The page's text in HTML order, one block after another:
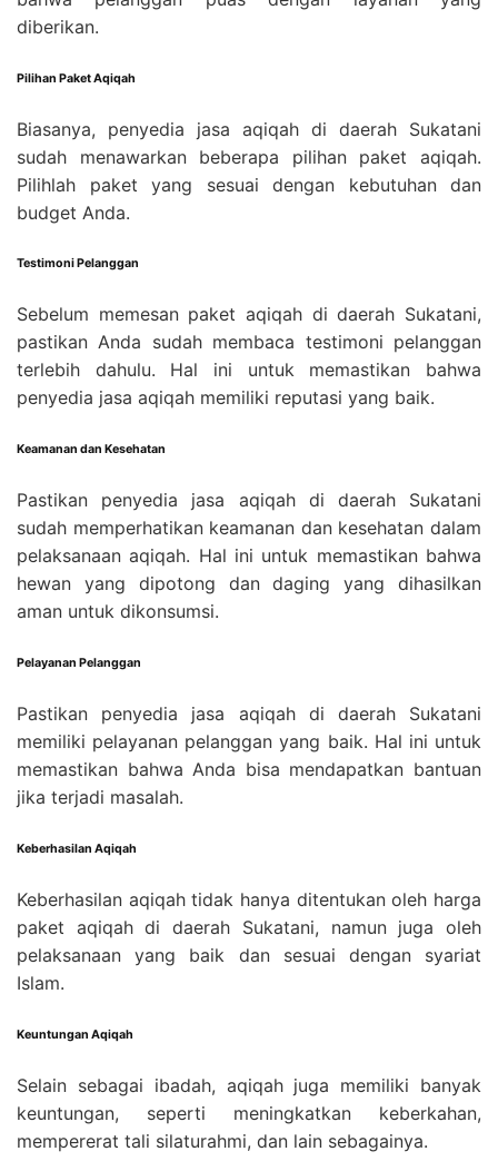
diberikan.
Pilihan Paket Aqiqah
Biasanya, penyedia jasa aqiqah di daerah Sukatani
sudah menawarkan beberapa pilihan paket aqiqah.
Pilihlah paket yang sesuai dengan kebutuhan dan
budget Anda.
Testimoni Pelanggan
Sebelum memesan paket aqiqah di daerah Sukatani,
pastikan Anda sudah membaca testimoni pelanggan
terlebih dahulu. Hal ini untuk memastikan bahwa
penyedia jasa aqiqah memiliki reputasi yang baik.
Keamanan dan Kesehatan
Pastikan penyedia jasa aqiqah di daerah Sukatani
sudah memperhatikan keamanan dan kesehatan dalam
pelaksanaan aqiqah. Hal ini untuk memastikan bahwa
hewan yang dipotong dan daging yang dihasilkan
aman untuk dikonsumsi.
Pelayanan Pelanggan
Pastikan penyedia jasa aqiqah di daerah Sukatani
memiliki pelayanan pelanggan yang baik. Hal ini untuk
memastikan bahwa Anda bisa mendapatkan bantuan
jika terjadi masalah.
Keberhasilan Aqiqah
Keberhasilan aqiqah tidak hanya ditentukan oleh harga
paket aqiqah di daerah Sukatani, namun juga oleh
pelaksanaan yang baik dan sesuai dengan syariat
Islam.
Keuntungan Aqiqah
Selain sebagai ibadah, aqiqah juga memiliki banyak
keuntungan, seperti meningkatkan keberkahan,
mempererat tali silaturahmi, dan lain sebagainya.